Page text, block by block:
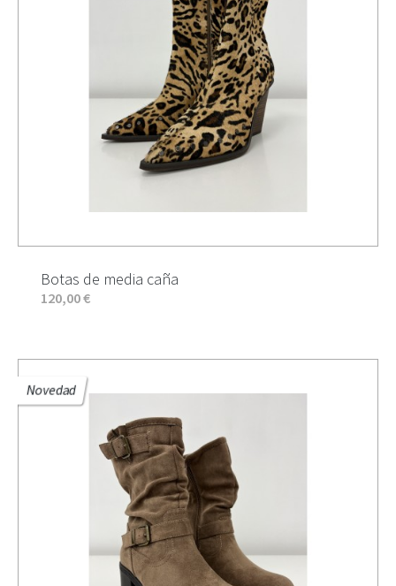
Botas de media caña
120,00 €
Novedad